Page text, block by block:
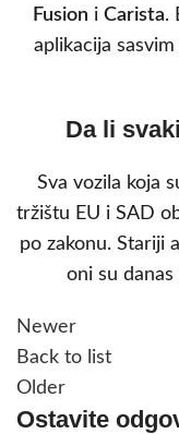
Fusion i Carista.
aplikacija
Da li
Sva vozila koja
tržištu EU i SAD
po zakonu. Stariji
oni su
Newer
Back to list
Older
Ostavite